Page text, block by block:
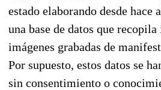
estado elaborando desde hace
una base de datos que
imágenes grabadas de
Por supuesto, estos datos se
sin consentimiento o